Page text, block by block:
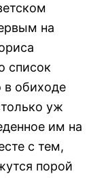
на
список
в обиходе
уж
им на
с тем,
порой